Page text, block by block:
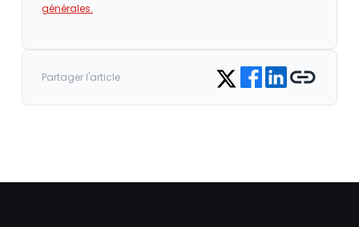
générales.
Partager l'article Share on Twitter
Share on Facebook
Share on LinkedIn
Copy link